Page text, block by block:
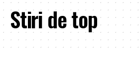
Stiri de top